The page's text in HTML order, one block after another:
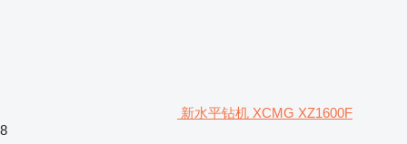
新水平钻机 XCMG XZ1600F
8